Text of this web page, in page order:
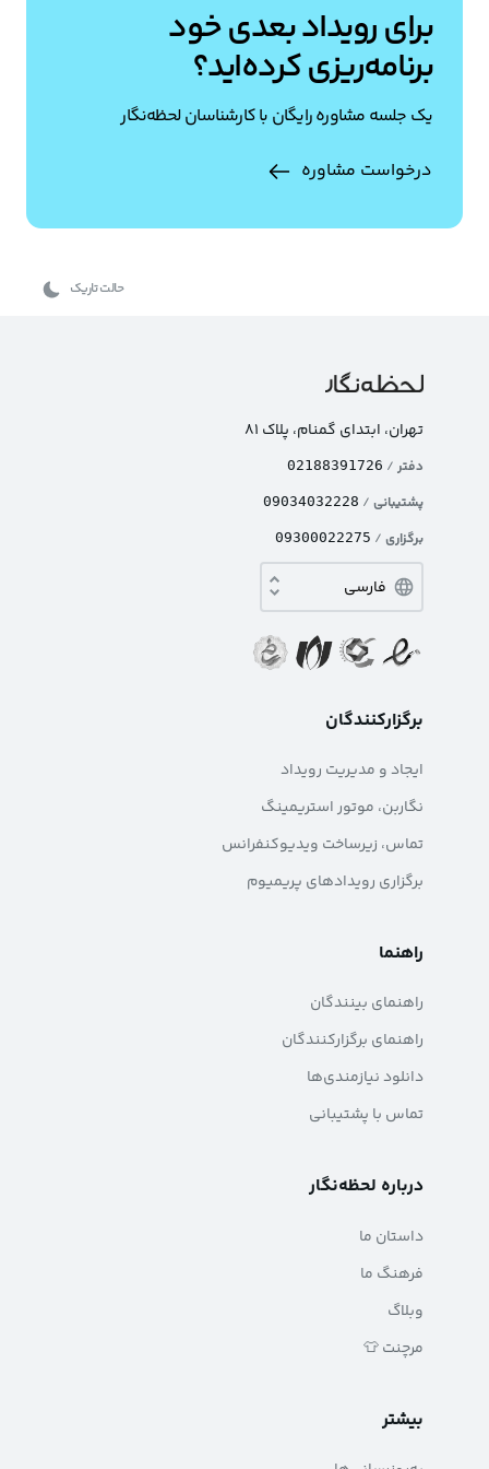
برای رویداد بعدی خود
برنامه‌ریزی کرده‌اید؟
یک جلسه مشاوره رایگان با کارشناسان لحظه‌نگار
درخواست مشاوره
حالت تاریک
تهران، ابتدای گمنام، پلاک ۸۱
دفتر /
02188391726
پشتیبانی /
09034032228
برگزاری /
09300022275
برگزارکنندگان
ایجاد و مدیریت رویداد
نگاربن، موتور استریمینگ
تماس، زیرساخت ویدیوکنفرانس
برگزاری رویدادهای پریمیوم
راهنما
راهنمای بینندگان
راهنمای برگزارکنندگان
دانلود نیازمندی‌ها
تماس با پشتیبانی
درباره لحظه‌نگار
داستان ما
فرهنگ ما
وبلاگ
مرچنت 👕
بیشتر